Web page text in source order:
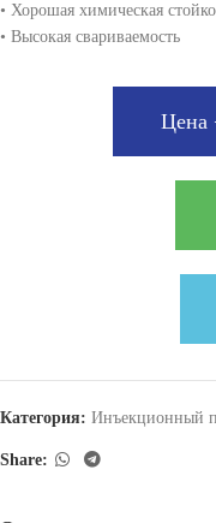
• Хорошая химическая
• Высокая свариваемость
Цена
Категория: Инъекционный
Share: